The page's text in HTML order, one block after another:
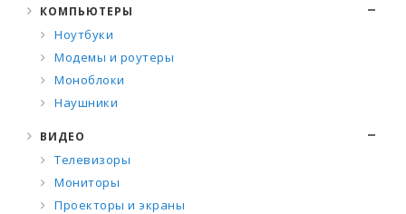
КОМПЬЮТЕРЫ
Ноутбуки
Модемы и роутеры
Моноблоки
Наушники
ВИДЕО
Телевизоры
Мониторы
Проекторы и экраны